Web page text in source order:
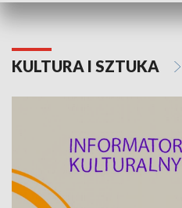
KULTURA I SZTUKA